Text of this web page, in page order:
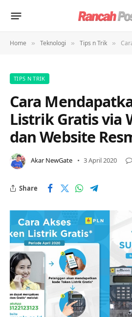
Home » Teknologi » Tips n Trik » Cara
TIPS N TRIK
Cara
Listrik Gratis via
dan Website
Akar NewGate 3 April 2020
Share